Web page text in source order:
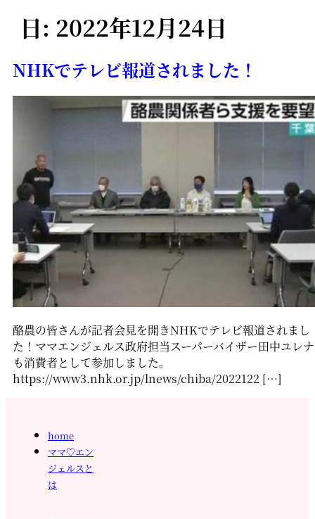
日: 2022年12月24日
NHKでテレビ報道されました！
酪農の皆さんが記者会見を開きNHKでテレビ報道されまし
た！ママエンジェルス政府担当スーパーバイザー田中ユレナ
も消費者として参加しました。
https://www3.nhk.or.jp/lnews/chiba/2022122 […]
home
ママ♡エン
ジェルスと
は